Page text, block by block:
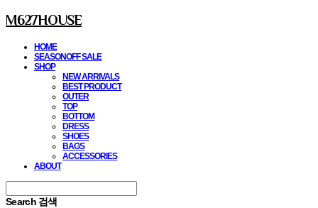
M627HOUSE
HOME
SEASONOFF SALE
SHOP
NEW ARRIVALS
BEST PRODUCT
OUTER
TOP
BOTTOM
DRESS
SHOES
BAGS
ACCESSORIES
ABOUT
Search 검색